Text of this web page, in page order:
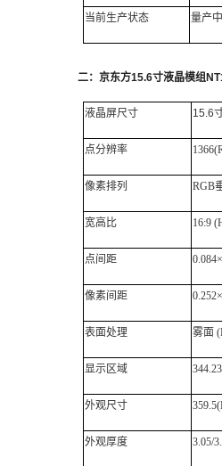
当前生产状态 量产中
二： 京东方15.6寸液晶模组
液晶屏尺寸 15.6
点分辨率
像素排列 RGB
宽高比 16:9
点间距
像素间距
表面处理 雾面
显示区域
外观尺寸
外观厚度 3.05/